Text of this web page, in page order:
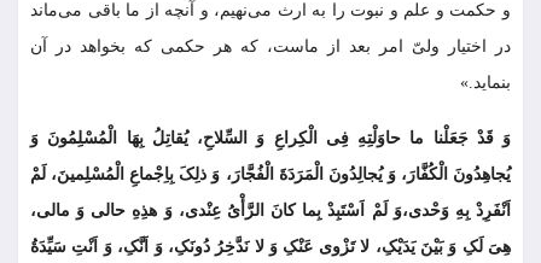
و حکمت و علم و نبوت را به ارث مى‌‏نهیم، و آنچه از ما باقى مى‌‏ماند
در اختیار ولىّ امر بعد از ماست، که هر حکمى که بخواهد در آن
بنماید.»
وَ قَدْ جَعَلْنا ما حاوَلْتِهِ فِی الْکِراعِ وَ السِّلاحِ، یُقاتِلُ بِهَا الْمُسْلِمُونَ وَ
یُجاهِدُونَ الْکُفَّارَ، وَ یُجالِدُونَ الْمَرَدَةَ الْفُجَّارَ، وَ ذلِکَ بِاِجْماعِ الْمُسْلِمینَ، لَمْ
اَنْفَرِدْ بِهِ وَحْدى،وَ لَمْ اَسْتَبِدْ بِما کانَ الرَّأْىُ عِنْدى، وَ هذِهِ حالی وَ مالی،
هِیَ لَکِ وَ بَیْنَ یَدَیْکِ، لا تَزْوى عَنْکِ وَ لا نَدَّخِرُ دُونَکِ، وَ اَنَّکِ، وَ اَنْتِ سَیِّدَةُ